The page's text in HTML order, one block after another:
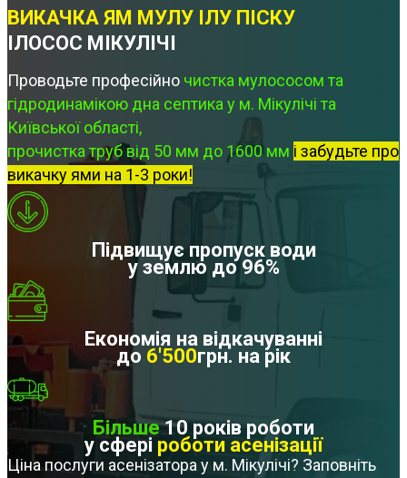
ВИКАЧКА ЯМ МУЛУ ІЛУ ПІСКУ
ІЛОСОС МІКУЛІЧІ
Проводьте професійно чистка мулососом та
гідродинамікою дна септика у м. Мікулічі та
Київської області,
прочистка труб від 50 мм до 1600 мм і забудьте про
викачку ями на 1-3 роки!
Підвищує пропуск води
у землю до 96%
Економія на відкачуванні
до 6'500грн. на рік
Більше10 років роботи
у сфері роботи асенізації
Ціна послуги асенізатора у м. Мікулічі? Заповніть